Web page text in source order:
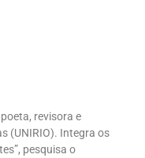
revisora e
(UNIRIO). Integra os
pesquisa o